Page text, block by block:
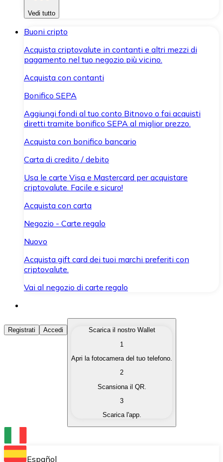
Vedi tutto
Buoni cripto
Acquista criptovalute in contanti e altri mezzi di
pagamento nel tuo negozio più vicino.
Acquista con contanti
Bonifico SEPA
Aggiungi fondi al tuo conto Bitnovo o fai acquisti
diretti tramite bonifico SEPA al miglior prezzo.
Acquista con bonifico bancario
Carta di credito / debito
Usa le carte Visa e Mastercard per acquistare
criptovalute. Facile e sicuro!
Acquista con carta
Negozio - Carte regalo
Nuovo
Acquista gift card dei tuoi marchi preferiti con
criptovalute.
Vai al negozio di carte regalo
Acquista Criptovalute
Acquista le criptovalute che ti interessano in modo
Converti le tue criptovalute in valuta fiat quando ne
Scambia una criptovaluta con un'altra
Conserva le tue cripto in un Wallet self-custodial.
Registrati Accedi
Scarica il nostro Wallet
1
Apri la fotocamera del tuo telefono.
2
Scansiona il QR.
3
Scarica l'app.
Español